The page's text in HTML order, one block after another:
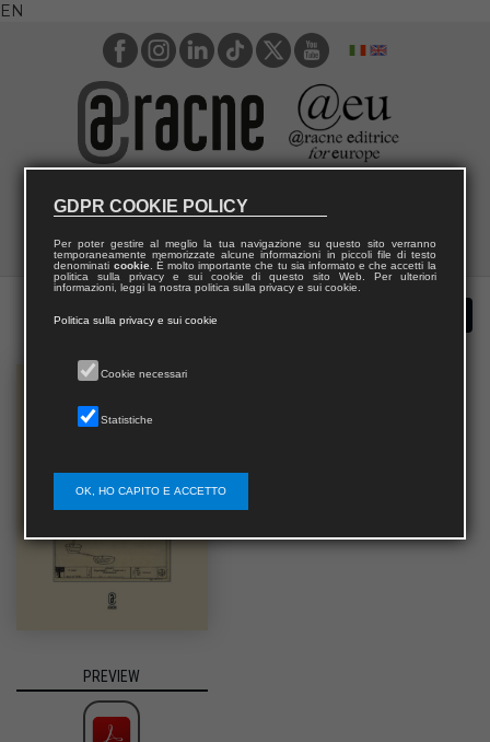
EN
PREVIEW
GDPR COOKIE POLICY
Per poter gestire al meglio la tua navigazione su questo sito verranno
temporaneamente memorizzate alcune informazioni in piccoli file di testo
denominati cookie. È molto importante che tu sia informato e che accetti la
politica sulla privacy e sui cookie di questo sito Web. Per ulteriori
informazioni, leggi la nostra politica sulla privacy e sui cookie.
Politica sulla privacy e sui cookie
Cookie necessari
Statistiche
OK, HO CAPITO E ACCETTO